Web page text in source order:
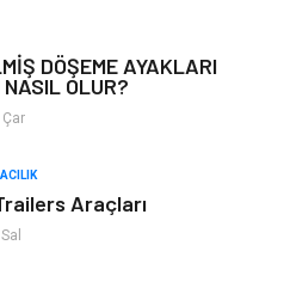
Eğlence
DÖŞEME AYAKLARI
OLUR?
Araçları